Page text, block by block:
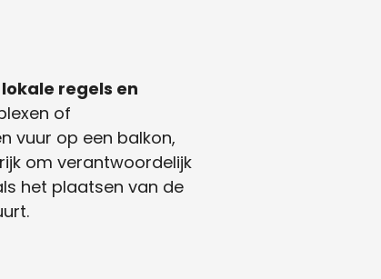
regels en
of
vuur op een balkon,
om verantwoordelijk
het plaatsen van de